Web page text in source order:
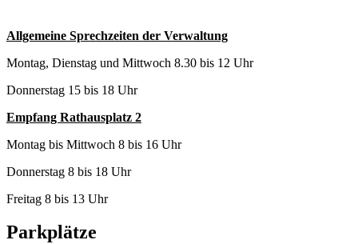
Allgemeine Sprechzeiten der Verwaltung
Montag, Dienstag und Mittwoch 8.30 bis 12 Uhr
Donnerstag 15 bis 18 Uhr
Empfang Rathausplatz 2
Montag bis Mittwoch 8 bis 16 Uhr
Donnerstag 8 bis 18 Uhr
Freitag 8 bis 13 Uhr
Parkplätze